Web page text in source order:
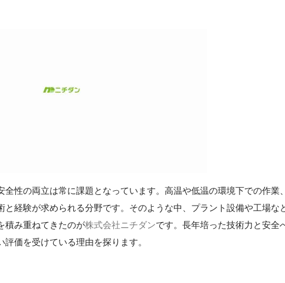
性の両立は常に課題となっています。高温や低温の環境下での作業、
経験が求められる分野です。そのような中、プラント設備や工場な
積み重ねてきたのが株式会社ニチダンです。長年培った技術力と安全
価を受けている理由を探ります。